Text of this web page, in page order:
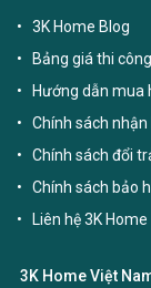
3K Home Blog
Bảng giá thi
Hướng dẫn mua
Chính sách nhận
Chính sách đổi
Chính sách bảo
Liên hệ 3K Home
3K Home Việt